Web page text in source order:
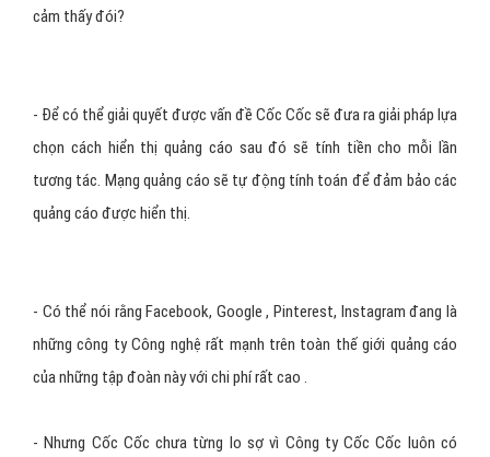
cảm thấy đói?
- Để có thể giải quyết được vấn đề Cốc Cốc sẽ đưa ra giải pháp lựa
chọn cách hiển thị quảng cáo sau đó sẽ tính tiền cho mỗi lần
tương tác. Mạng quảng cáo sẽ tự động tính toán để đảm bảo các
quảng cáo được hiển thị.
- Có thể nói rằng Facebook, Google , Pinterest, Instagram đang là
những công ty Công nghệ rất mạnh trên toàn thế giới quảng cáo
của những tập đoàn này với chi phí rất cao .
- Nhưng Cốc Cốc chưa từng lo sợ vì Công ty Cốc Cốc luôn có